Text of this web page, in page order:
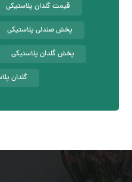
قیمت گلدان پلاستیکی
پخش صندلی پلاستیکی
پخش گلدان پلاستیکی
گلدان